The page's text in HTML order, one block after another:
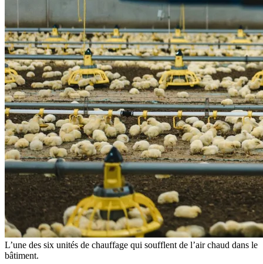
L’une des six unités de chauffage qui soufflent de l’air chaud dans le
bâtiment.